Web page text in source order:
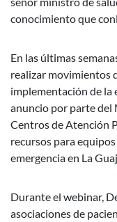
conocimiento que
En las últimas
realizar movimientos
implementación de la
anuncio por parte
Centros de Atención
recursos para
emergencia en La
Durante el webinar,
asociaciones de